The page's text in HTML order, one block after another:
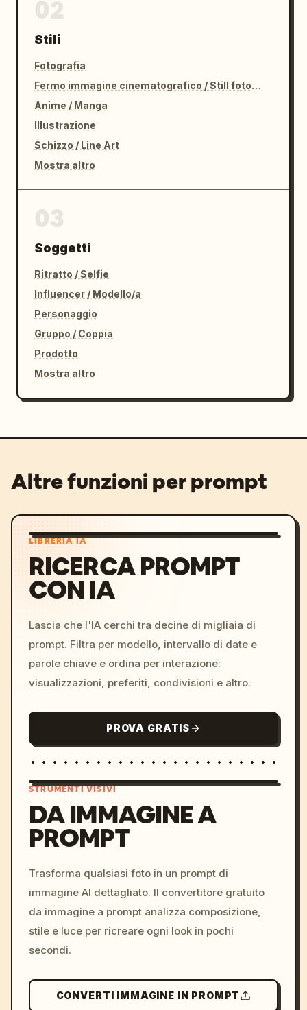
Stili
Fotografia
Fermo immagine cinematografico / Still fotografico
Anime / Manga
Illustrazione
Schizzo / Line Art
Mostra altro
Soggetti
Ritratto / Selfie
Influencer / Modello/a
Personaggio
Gruppo / Coppia
Prodotto
Mostra altro
Altre funzioni per prompt
LIBRERIA IA
RICERCA PROMPT
CON IA
Lascia che l'IA cerchi tra decine di migliaia di
prompt. Filtra per modello, intervallo di date e
parole chiave e ordina per interazione:
visualizzazioni, preferiti, condivisioni e altro.
PROVA GRATIS
colors, 8k --v 6.0
STRUMENTI VISIVI
DA IMMAGINE A
PROMPT
Trasforma qualsiasi foto in un prompt di
immagine AI dettagliato. Il convertitore gratuito
da immagine a prompt analizza composizione,
stile e luce per ricreare ogni look in pochi
secondi.
CONVERTI IMMAGINE IN PROMPT